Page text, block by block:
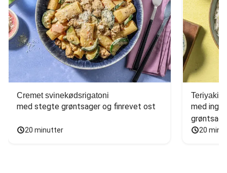
Cremet svinekødsrigatoni
med stegte grøntsager og finrevet ost
20 minutter
Teriyaki-
med
20